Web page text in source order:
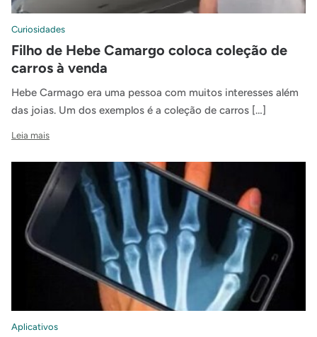
Curiosidades
Filho de Hebe Camargo coloca coleção de
carros à venda
Hebe Carmago era uma pessoa com muitos interesses além
das joias. Um dos exemplos é a coleção de carros […]
Leia mais
Aplicativos